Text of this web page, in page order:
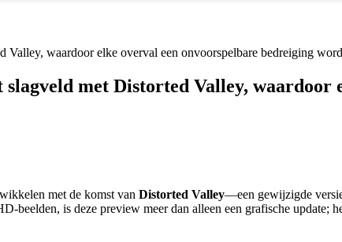
waardoor elke overval een onvoorspelbare bedreiging
met Distorted Valley, waardoor
met de komst van Distorted Valley—een gewijzigde
beelden, is deze preview meer dan alleen een grafische update;